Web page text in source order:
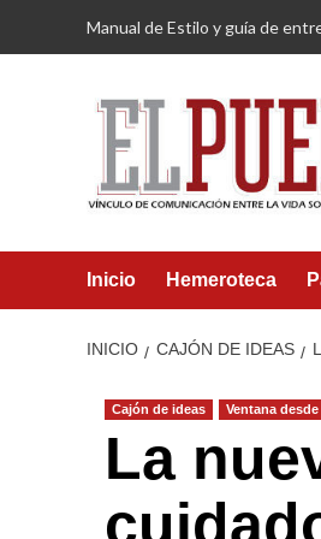
Manual de Estilo y guía de
Inicio Hemeroteca
INICIO CAJÓN DE IDEAS
Cajón de ideas Ventana
La